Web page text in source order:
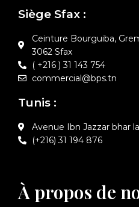
Siège Sfax :
Ceinture Bourguiba,
3062 Sfax
( +216 ) 31 143 754
commercial@bps.tn
Tunis :
Avenue Ibn Jazzar bhar
(+216) 31 194 876
À propos de